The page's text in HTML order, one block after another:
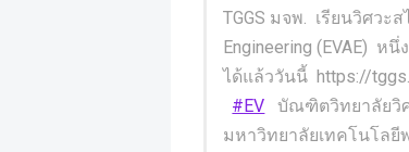
TGGS มจพ. เรียนวิศวะ
Engineering (EVAE) ห
ได้แล้ววันนี้ https://
#EV บัณฑิตวิทยาลัยวิศ
มหาวิทยาลัยเทคโนโลยี